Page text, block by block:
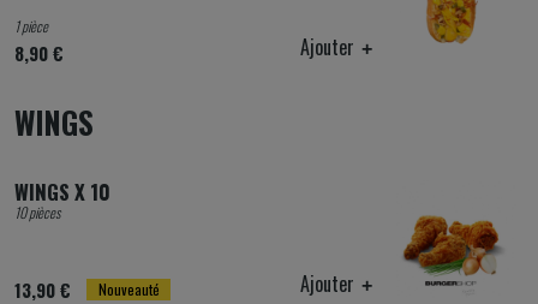
1 pièce
8,90 € Ajouter
WINGS
Nouveauté
WINGS X 10
10 pièces
13,90 € Ajouter